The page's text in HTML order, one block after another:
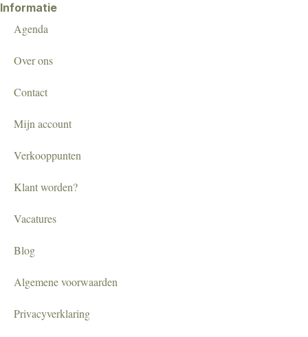
Informatie
Agenda
Over ons
Contact
Mijn account
Verkooppunten
Klant worden?
Vacatures
Blog
Algemene voorwaarden
Privacyverklaring